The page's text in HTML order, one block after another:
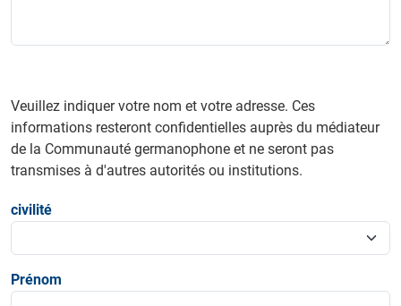
Veuillez indiquer votre nom et votre adresse. Ces
informations resteront confidentielles auprès du médiateur
de la Communauté germanophone et ne seront pas
transmises à d'autres autorités ou institutions.
civilité
Prénom